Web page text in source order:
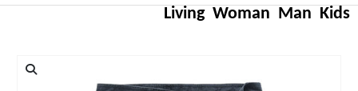
Kids
Man
Woman
Living